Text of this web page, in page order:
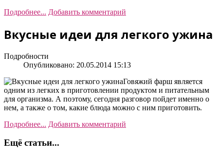
Подробнее... Добавить комментарий
Вкусные идеи для легкого ужина
Подробности
Опубликовано: 20.05.2014 15:13
Говяжий фарш является
одним из легких в приготовлении продуктом и питательным
для организма. А поэтому, сегодня разговор пойдет именно о
нем, а также о том, какие блюда можно с ним приготовить.
Подробнее... Добавить комментарий
Ещё статьи...